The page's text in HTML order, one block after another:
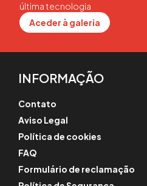
última tecnologia
Aceder à galeria
INFORMAÇÃO
Contato
Aviso Legal
Política de cookies
FAQ
Formulário de reclamação